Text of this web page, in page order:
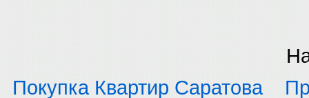
Покупка Квартир Саратова